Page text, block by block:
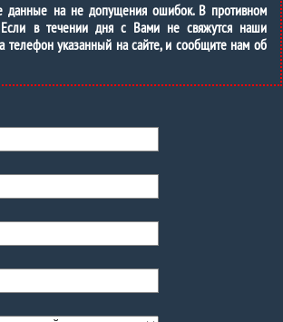
данные на не допущения ошибок. В противном
в течении дня с Вами не свяжутся наши
телефон указанный на сайте, и сообщите нам об